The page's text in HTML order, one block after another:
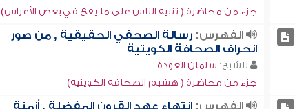
جزء من محاضرة ( تنبيه الناس على ما يقع في بعض الأعراس)
الفهرس: رسالة الصحفي الحقيقية , من صور
انحراف الصحافة الكويتية
للشيخ: سلمان العودة
جزء من محاضرة ( هشيم الصحافة الكويتية)
الفهرس: انتهاء عهد القرون المفضلة , أزمنة